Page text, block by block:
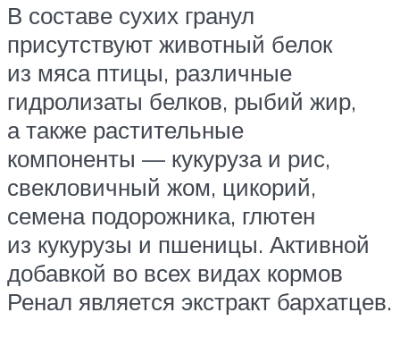
В составе сухих гранул
присутствуют животный белок
из мяса птицы, различные
гидролизаты белков, рыбий жир,
а также растительные
компоненты — кукуруза и рис,
свекловичный жом, цикорий,
семена подорожника, глютен
из кукурузы и пшеницы. Активной
добавкой во всех видах кормов
Ренал является экстракт бархатцев.